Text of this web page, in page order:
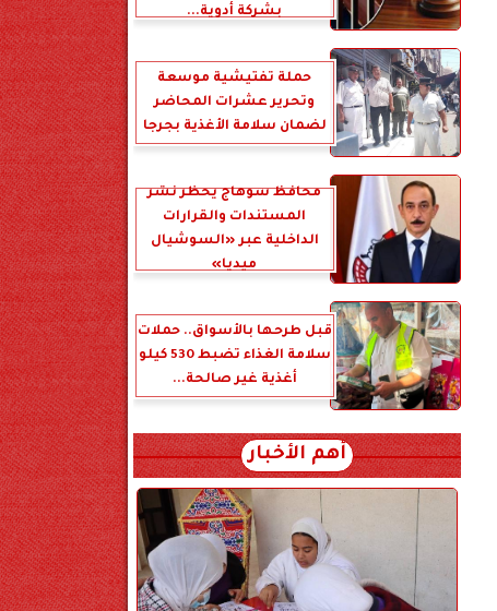
بشركة أدوية...
حملة تفتيشية موسعة
وتحرير عشرات المحاضر
لضمان سلامة الأغذية بجرجا
محافظ سوهاج يحظر نشر
المستندات والقرارات
الداخلية عبر «السوشيال
ميديا»
قبل طرحها بالأسواق.. حملات
سلامة الغذاء تضبط 530 كيلو
أغذية غير صالحة...
أهم الأخبار